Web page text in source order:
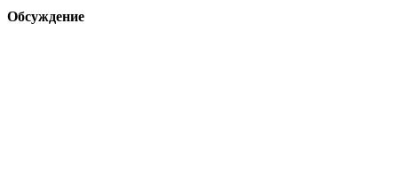
Обсуждение